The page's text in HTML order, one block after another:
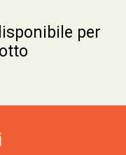
per